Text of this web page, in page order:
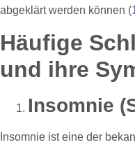
abgeklärt werden können (
Häufige
und ihre
Insomnie
Insomnie ist eine der